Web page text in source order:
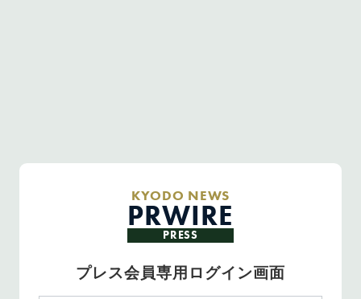
KYODO NEWS
PRWIRE
PRESS
プレス会員専用ログイン画面